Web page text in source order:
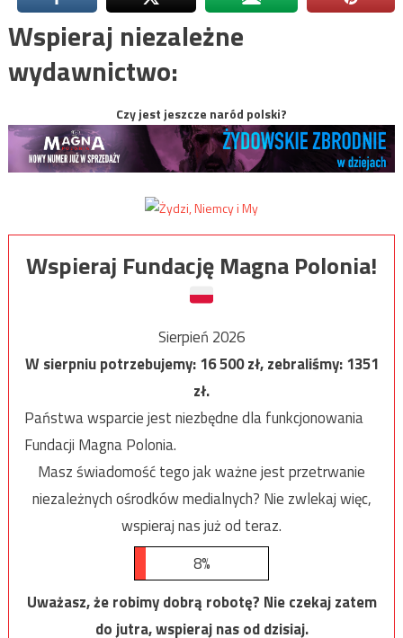
Wspieraj niezależne
wydawnictwo:
Czy jest jeszcze naród polski?
Wspieraj Fundację Magna Polonia!
Sierpień 2026
W sierpniu potrzebujemy:16 500zł, zebraliśmy:1351
zł.
Państwa wsparcie jest niezbędne dla funkcjonowania
Fundacji Magna Polonia.
Masz świadomość tego jak ważne jest przetrwanie
niezależnych ośrodków medialnych? Nie zwlekaj więc,
wspieraj nas już od teraz.
8%
Uważasz, że robimy dobrą robotę? Nie czekaj zatem
do jutra, wspieraj nas od dzisiaj.